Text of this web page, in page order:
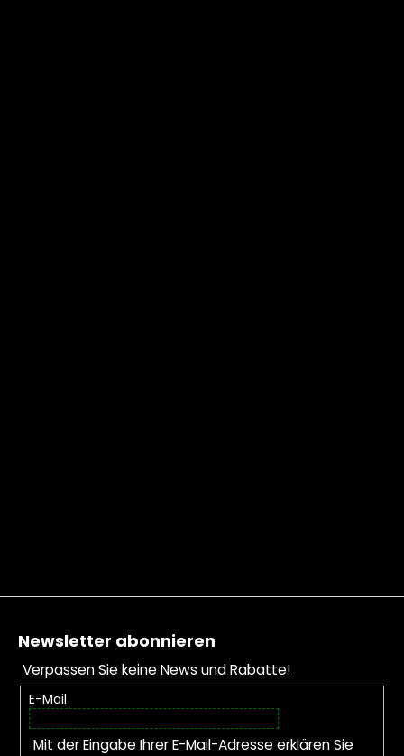
Fußzeile
Newsletter abonnieren
Verpassen Sie keine News und Rabatte!
E-Mail
Mit der Eingabe Ihrer E-Mail-Adresse erklären Sie